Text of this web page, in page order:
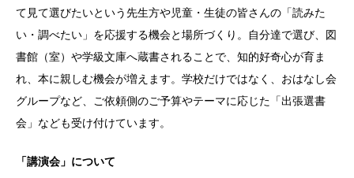
て見て選びたいという先生方や児童・生徒の皆さんの「読みた
い・調べたい」を応援する機会と場所づくり。自分達で選び、図
書館（室）や学級文庫へ蔵書されることで、知的好奇心が育ま
れ、本に親しむ機会が増えます。学校だけではなく、おはなし会
グループなど、ご依頼側のご予算やテーマに応じた「出張選書
会」なども受け付けています。
「講演会」について